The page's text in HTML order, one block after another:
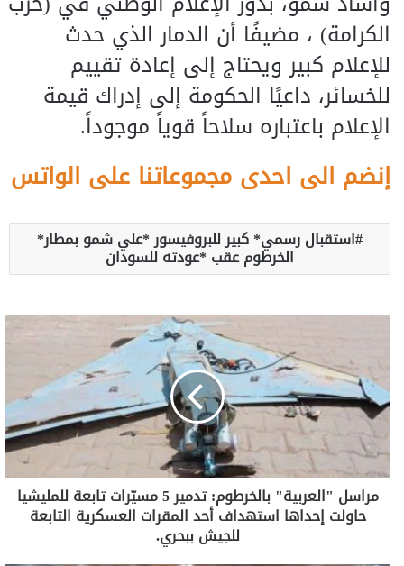
الكرامة) ، مضيفًا أن الدمار الذي حدث
للإعلام كبير ويحتاج إلى إعادة تقييم
للخسائر، داعيًا الحكومة إلى إدراك قيمة
الإعلام باعتباره سلاحاً قوياً موجوداً.
إنضم الى احدى مجموعاتنا على الواتس
استقبال رسمي* كبير للبروفيسور *علي شمو بمطار*
الخرطوم عقب *عودته للسودان
مراسل "العربية" بالخرطوم: تدمير 5 مسيّرات تابعة للمليشيا
حاولت إحداها استهداف أحد المقرات العسكرية التابعة
للجيش ببحري.